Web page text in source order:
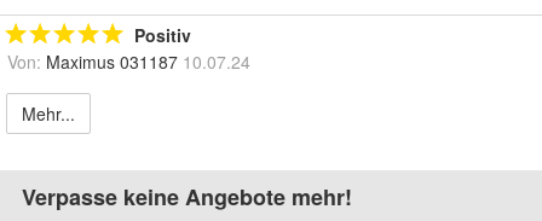
Positiv
Von: Maximus 031187 10.07.24
Mehr...
Verpasse keine Angebote mehr!